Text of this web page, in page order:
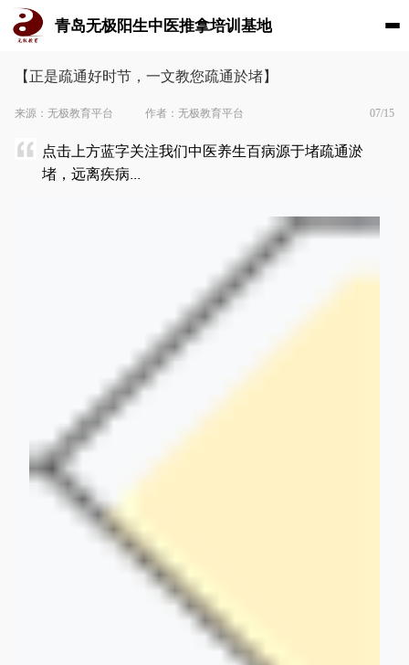
青岛无极阳生中医推拿培训基地
【正是疏通好时节，一文教您疏通於堵】
来源：无极教育平台 作者：无极教育平台 07/15
点击上方蓝字关注我们中医养生百病源于堵疏通淤
堵，远离疾病...